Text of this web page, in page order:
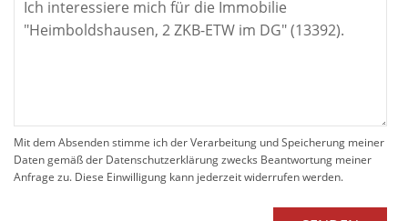
Mit dem Absenden stimme ich der Verarbeitung und Speicherung meiner
Daten gemäß der Datenschutzerklärung zwecks Beantwortung meiner
Anfrage zu. Diese Einwilligung kann jederzeit widerrufen werden.